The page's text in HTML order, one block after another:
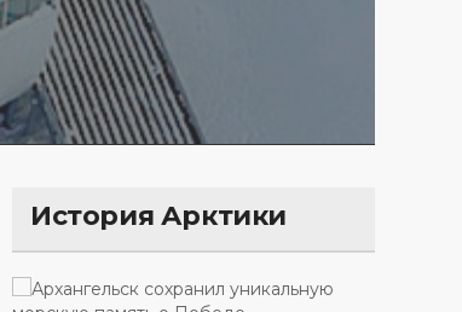
пустые
Коробов о
в РФ
История Арктики